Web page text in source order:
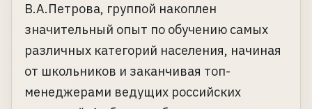
В.А.Петрова, группой накоплен
значительный опыт по обучению самых
различных категорий населения, начиная
от школьников и заканчивая топ-
менеджерами ведущих российских